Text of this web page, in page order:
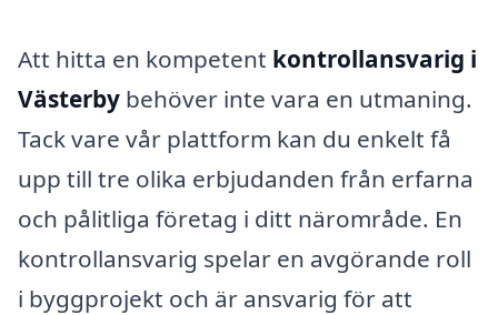
Att hitta en kompetent kontrollansvarig i
Västerby behöver inte vara en utmaning.
Tack vare vår plattform kan du enkelt få
upp till tre olika erbjudanden från erfarna
och pålitliga företag i ditt närområde. En
kontrollansvarig spelar en avgörande roll
i byggprojekt och är ansvarig för att